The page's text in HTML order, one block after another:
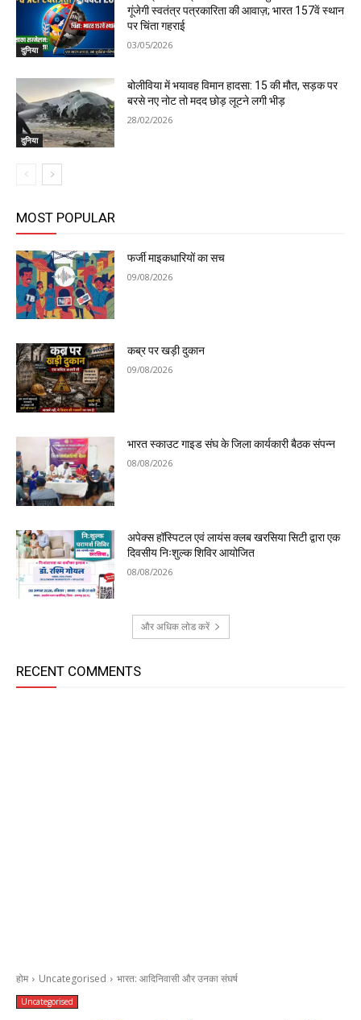
दुनिया
गूंजेगी स्वतंत्र पत्रकारिता की आवाज़; भारत 157वें स्थान
पर चिंता गहराई
03/05/2026
दुनिया
बोलीविया में भयावह विमान हादसा: 15 की मौत, सड़क पर
बरसे नए नोट तो मदद छोड़ लूटने लगी भीड़
28/02/2026
MOST POPULAR
फर्जी माइकधारियों का सच
09/08/2026
कब्र पर खड़ी दुकान
09/08/2026
भारत स्काउट गाइड संघ के जिला कार्यकारी बैठक संपन्न
08/08/2026
अपेक्स हॉस्पिटल एवं लायंस क्लब खरसिया सिटी द्वारा एक
दिवसीय निःशुल्क शिविर आयोजित
08/08/2026
और अधिक लोड करें
RECENT COMMENTS